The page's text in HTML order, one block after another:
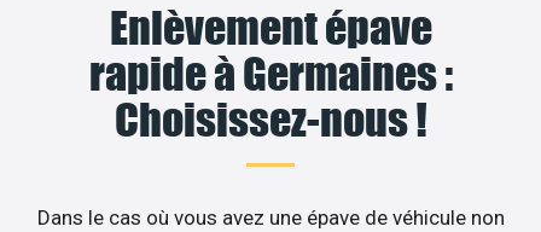
Enlèvement épave
rapide à Germaines :
Choisissez-nous !
Dans le cas où vous avez une épave de véhicule non